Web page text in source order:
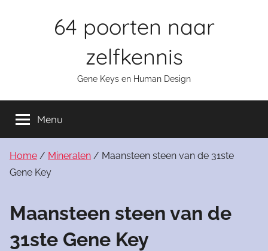
64 poorten naar
zelfkennis
Gene Keys en Human Design
Menu
Home / Mineralen / Maansteen steen van de 31ste
Gene Key
Maansteen steen van de
31ste Gene Key